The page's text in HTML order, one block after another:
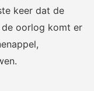
keer dat de
oorlog komt er